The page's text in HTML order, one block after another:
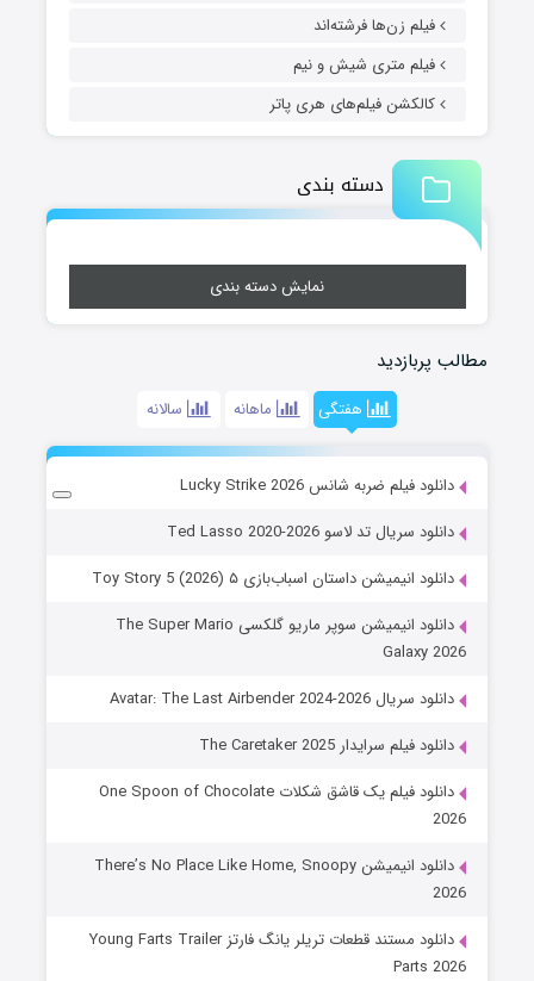
فیلم زن‌ها فرشته‌اند
فیلم متری شیش و نیم
کالکشن فیلم‌های هری پاتر
دسته بندی
نمایش دسته بندی
مطالب پربازدید
هفتگی ماهانه سالانه
دانلود فیلم ضربه شانس Lucky Strike 2026
دانلود سریال تد لاسو Ted Lasso 2020-2026
دانلود انیمیشن داستان اسباب‌بازی ۵ Toy Story 5 (2026)
دانلود انیمیشن سوپر ماریو گلکسی The Super Mario
Galaxy 2026
دانلود سریال Avatar: The Last Airbender 2024-2026
دانلود فیلم سرایدار The Caretaker 2025
دانلود فیلم یک قاشق شکلات One Spoon of Chocolate
2026
دانلود انیمیشن There’s No Place Like Home, Snoopy
2026
دانلود مستند قطعات تریلر یانگ فارتز Young Farts Trailer
Parts 2026